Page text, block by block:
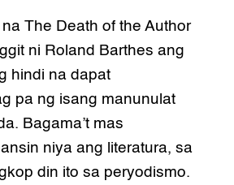
The Death of the Author
ni Roland Barthes ang
hindi na dapat
pa ng isang manunulat
Bagama’t mas
niya ang literatura, sa
din ito sa peryodismo.